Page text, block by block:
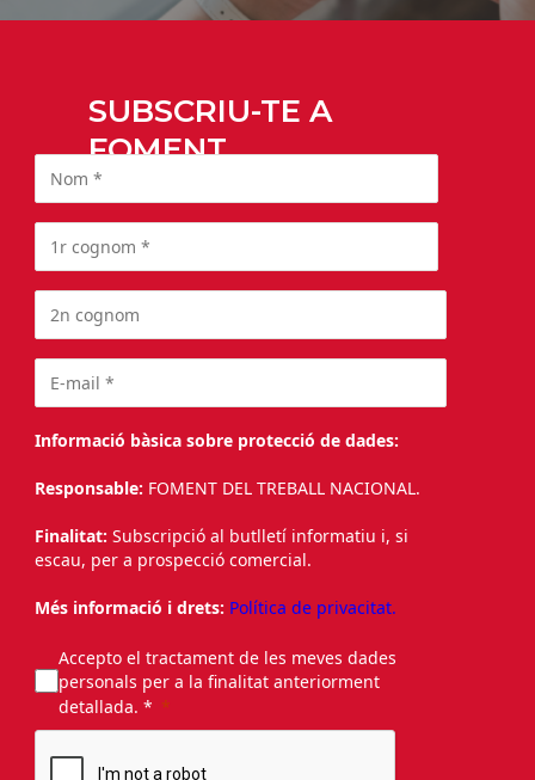
SUBSCRIU-TE A
FOMENT
Informació bàsica sobre protecció de dades:
Responsable: FOMENT DEL TREBALL NACIONAL.
Finalitat: Subscripció al butlletí informatiu i, si
escau, per a prospecció comercial.
Més informació i drets: Política de privacitat.
Accepto el tractament de les meves dades
personals per a la finalitat anteriorment
detallada. *